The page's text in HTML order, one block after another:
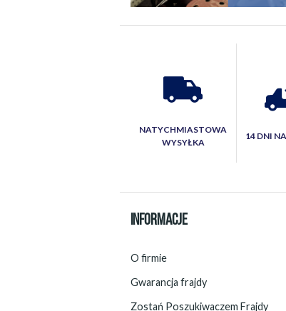
NATYCHMIASTOWA
WYSYŁKA
14 DNI
INFORMACJE
O firmie
Gwarancja frajdy
Zostań Poszukiwaczem Frajdy